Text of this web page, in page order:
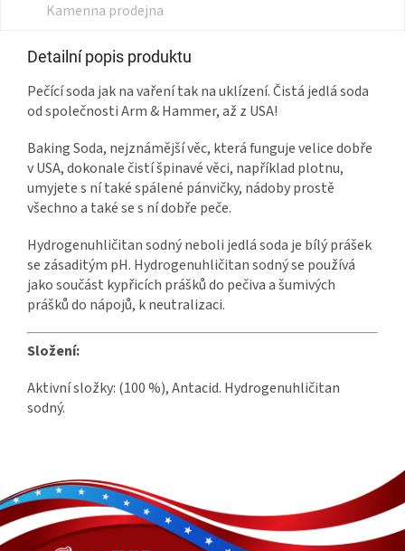
Kamenna prodejna
Detailní popis produktu
Pečící soda jak na vaření tak na uklízení. Čistá jedlá soda
od společnosti Arm & Hammer, až z USA!
Baking Soda, nejznámější věc, která funguje velice dobře
v USA, dokonale čistí špinavé věci, například plotnu,
umyjete s ní také spálené pánvičky, nádoby prostě
všechno a také se s ní dobře peče.
Hydrogenuhličitan sodný neboli jedlá soda je bílý prášek
se zásaditým pH. Hydrogenuhličitan sodný se používá
jako součást kypřicích prášků do pečiva a šumivých
prášků do nápojů, k neutralizaci.
Složení:
Aktivní složky: (100 %), Antacid. Hydrogenuhličitan
sodný.
á
p
a